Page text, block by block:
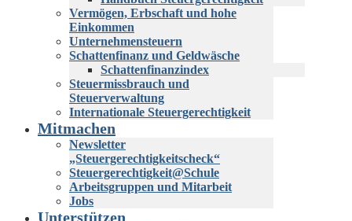
Vermögen, Erbschaft und hohe
Einkommen
Unternehmensteuern
Schattenfinanz und Geldwäsche
Schattenfinanzindex
Steuermissbrauch und
Steuerverwaltung
Internationale Steuergerechtigkeit
Mitmachen
Newsletter
„Steuergerechtigkeitscheck“
Steuergerechtigkeit@Schule
Arbeitsgruppen und Mitarbeit
Jobs
Unterstützen